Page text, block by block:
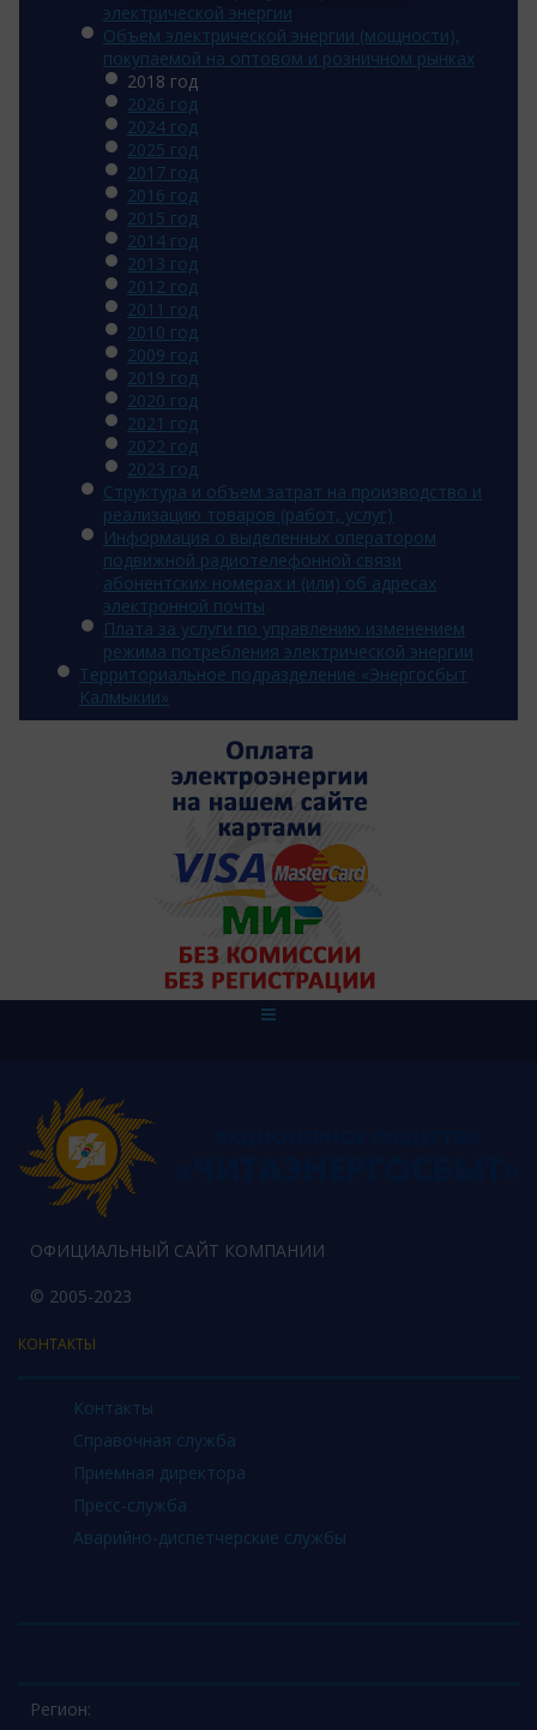
электрической энергии
Объем электрической энергии (мощности),
покупаемой на оптовом и розничном рынках
2018 год
2026 год
2024 год
2025 год
2017 год
2016 год
2015 год
2014 год
2013 год
2012 год
2011 год
2010 год
2009 год
2019 год
2020 год
2021 год
2022 год
2023 год
Структура и объем затрат на производство и
реализацию товаров (работ, услуг)
Информация о выделенных оператором
подвижной радиотелефонной связи
абонентских номерах и (или) об адресах
электронной почты
Плата за услуги по управлению изменением
режима потребления электрической энергии
Территориальное подразделение «Энергосбыт
Калмыкии»
ОФИЦИАЛЬНЫЙ САЙТ КОМПАНИИ
© 2005-2023
КОНТАКТЫ
Контакты
Справочная служба
Приемная директора
Пресс-служба
Аварийно-диспетчерские службы
Регион: